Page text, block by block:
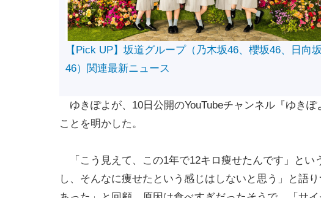
【Pick UP】坂道グループ（乃木坂46、櫻坂46、日向坂
46）関連最新ニュース
ゆきぽよが、10日公開のYouTubeチャンネル『ゆき
ことを明かした。
「こう見えて、この1年で12キロ痩せたんです」とい
し、そんなに痩せたという感じはしないと思う」と語